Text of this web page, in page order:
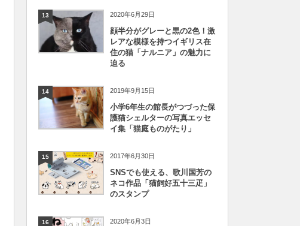
13 2020年6月29日
顔半分がグレーと黒の2色！激
レアな模様を持つイギリス在
住の猫「ナルニア」の魅力に
迫る
14 2019年9月15日
小学6年生の館長がつづった保
護猫シェルターの写真エッセ
イ集「猫庭ものがたり」
15 2017年6月30日
SNSでも使える、歌川国芳の
ネコ作品「猫飼好五十三疋」
のスタンプ
16 2020年6月3日